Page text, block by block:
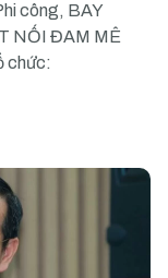
công, BAY
NỐI ĐAM MÊ
chức: